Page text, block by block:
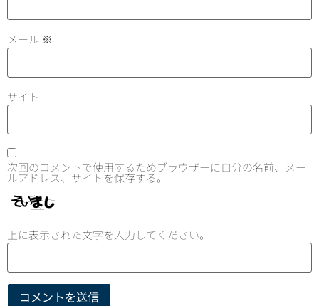
メール ※
サイト
次回のコメントで使用するためブラウザーに自分の名前、メー
ルアドレス、サイトを保存する。
上に表示された文字を入力してください。